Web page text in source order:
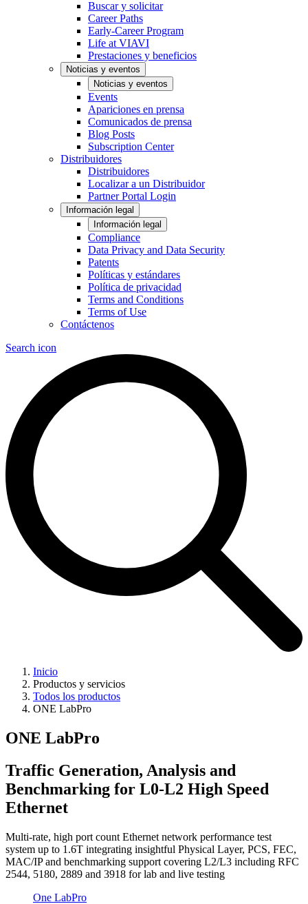
Buscar y solicitar
Career Paths
Early-Career Program
Life at VIAVI
Prestaciones y beneficios
Noticias y eventos
Noticias y eventos
Events
Apariciones en prensa
Comunicados de prensa
Blog Posts
Subscription Center
Distribuidores
Distribuidores
Localizar a un Distribuidor
Partner Portal Login
Información legal
Información legal
Compliance
Data Privacy and Data Security
Patents
Políticas y estándares
Política de privacidad
Terms and Conditions
Terms of Use
Contáctenos
Search icon
Inicio
Productos y servicios
Todos los productos
ONE LabPro
ONE LabPro
Traffic Generation, Analysis and
Benchmarking for L0-L2 High Speed
Ethernet
Multi-rate, high port count Ethernet network performance test
system up to 1.6T integrating insightful Physical Layer, PCS, FEC,
MAC/IP and benchmarking support covering L2/L3 including RFC
2544, 5180, 2889 and 3918 for lab and live testing
One LabPro